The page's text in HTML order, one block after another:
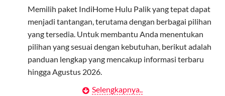
Daftarkan Anggota: Admin dapat mendaftarkan anggota
melalui aplikasi MyTelkomsel atau website Telkomsel One.
Bagikan Kuota: Setelah terdaftar, anggota bisa langsung
menggunakan kuota keluarga.
Berlangganan yang mencakup data pelanggan, jenis
layanan indihome Hulu Palik yang dipilih, serta syarat
dan ketentuan yang berlaku. Kontrak ini dapat diubah
atau ditambah sesuai kebutuhan.
Biaya Pasang Baru (PSB)
Memilih paket IndiHome Hulu Palik yang tepat dapat
menjadi tantangan, terutama dengan berbagai pilihan
yang tersedia. Untuk membantu Anda menentukan
pilihan yang sesuai dengan kebutuhan, berikut adalah
panduan lengkap yang mencakup informasi terbaru
hingga Agustus 2026.
Selengkapnya..